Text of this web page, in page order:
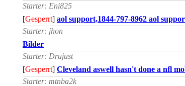
Starter: Eni825
[Gesperrt] aol support,1844-797-8962 aol
Starter: jhon
Bilder
Starter: Drujust
[Gesperrt] Cleveland aswell hasn't done a nfl
Starter: mtnba2k